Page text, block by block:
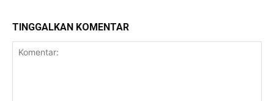
TINGGALKAN KOMENTAR